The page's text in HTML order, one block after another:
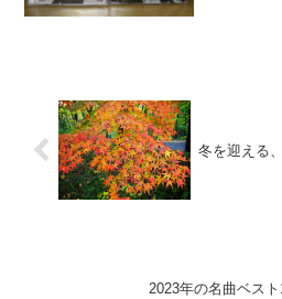
冬を迎える
2023年の名曲ベス